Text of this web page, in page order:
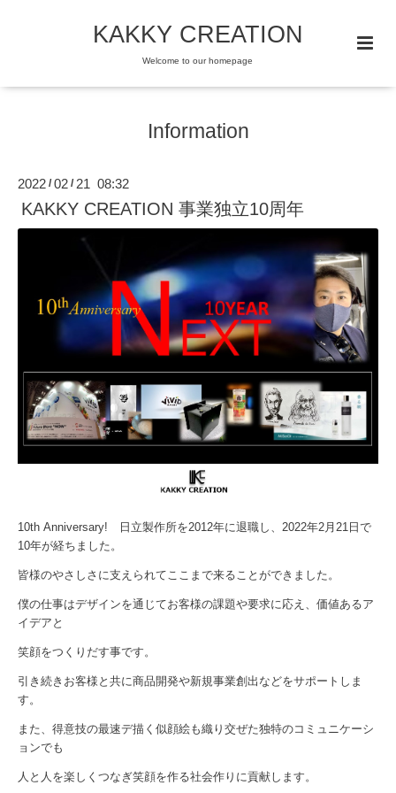
KAKKY CREATION
Welcome to our homepage
Information
2022 /02 / 21 08:32
KAKKY CREATION 事業独立10周年
10th Anniversary! 日立製作所を2012年に退職し、2022年2月21日で
10年が経ちました。
皆様のやさしさに支えられてここまで来ることができました。
僕の仕事はデザインを通じてお客様の課題や要求に応え、価値あるア
イデアと
笑顔をつくりだす事です。
引き続きお客様と共に商品開発や新規事業創出などをサポートしま
す。
また、得意技の最速デ描く似顔絵も織り交ぜた独特のコミュニケーシ
ョンでも
人と人を楽しくつなぎ笑顔を作る社会作りに貢献します。